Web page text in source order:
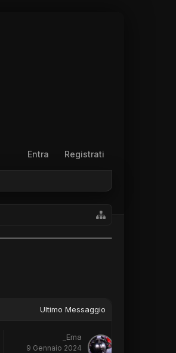
Entra Registrati
Ultimo Messaggio
_Ema
9 Gennaio 2024